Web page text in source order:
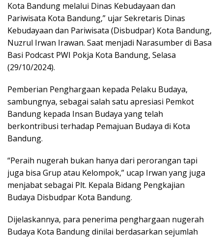
Kota Bandung melalui Dinas Kebudayaan dan
Pariwisata Kota Bandung,” ujar Sekretaris Dinas
Kebudayaan dan Pariwisata (Disbudpar) Kota Bandung,
Nuzrul Irwan Irawan. Saat menjadi Narasumber di Basa
Basi Podcast PWI Pokja Kota Bandung, Selasa
(29/10/2024).
Pemberian Penghargaan kepada Pelaku Budaya,
sambungnya, sebagai salah satu apresiasi Pemkot
Bandung kepada Insan Budaya yang telah
berkontribusi terhadap Pemajuan Budaya di Kota
Bandung.
“Peraih nugerah bukan hanya dari perorangan tapi
juga bisa Grup atau Kelompok,” ucap Irwan yang juga
menjabat sebagai Plt. Kepala Bidang Pengkajian
Budaya Disbudpar Kota Bandung.
Dijelaskannya, para penerima penghargaan nugerah
Budaya Kota Bandung dinilai berdasarkan sejumlah